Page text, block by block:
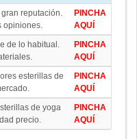
gran reputación.
opiniones.
PINCHA
AQUÍ
de lo habitual.
PINCHA
AQUÍ
esterillas de
PINCHA
AQUÍ
de yoga
precio.
PINCHA
AQUÍ